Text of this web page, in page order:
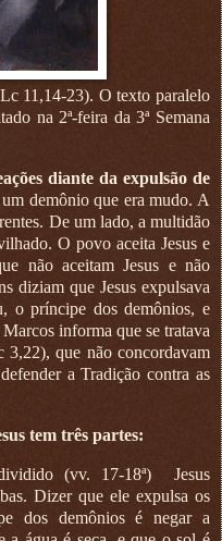
11,14-23). O texto paralelo
na 2ª-feira da 3ª Semana
diante da expulsão de
demônio que era mudo. A
De um lado, a multidão
O povo aceita Jesus e
não aceitam Jesus e não
diziam que Jesus expulsava
o príncipe dos demônios, e
informa que se tratava
3,22), que não concordavam
a Tradição contra as
tem três partes:
(vv. 17-18ª)
Jesus
Dizer que ele expulsa os
dos demônios é negar a